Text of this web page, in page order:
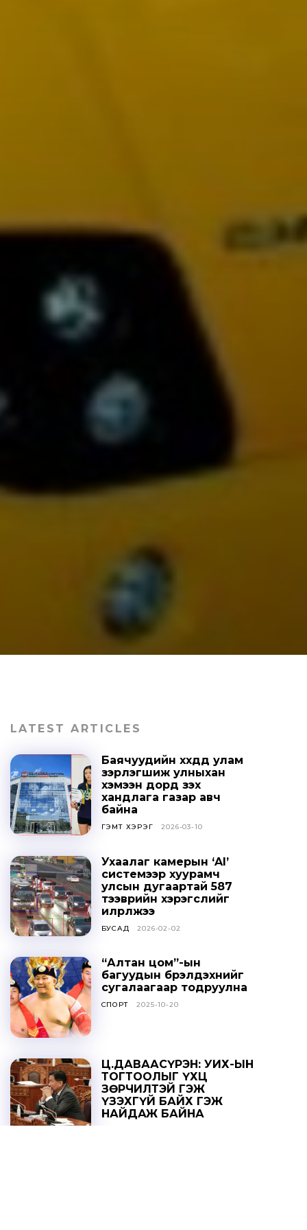
LATEST ARTICLES
Баячуудийн хүүхдүүд улам
зэрлэгшиж улныхан
хэмээн дорд үзэх
хандлага газар авч
байна
ГЭМТ ХЭРЭГ 2026-03-10
Ухаалаг камерын ‘AI’
системээр хуурамч
улсын дугаартай 587
тээврийн хэрэгслийг
илрүүлжээ
БУСАД 2026-02-02
“Алтан цом”-ын
багуудын бүрэлдэхүүнийг
сугалаагаар тодруулна
СПОРТ 2025-10-20
Ц.ДАВААСҮРЭН: УИХ-ЫН
ТОГТООЛЫГ ҮХЦ
ЗӨРЧИЛТЭЙ ГЭЖ
ҮЗЭХГҮЙ БАЙХ ГЭЖ
НАЙДАЖ БАЙНА